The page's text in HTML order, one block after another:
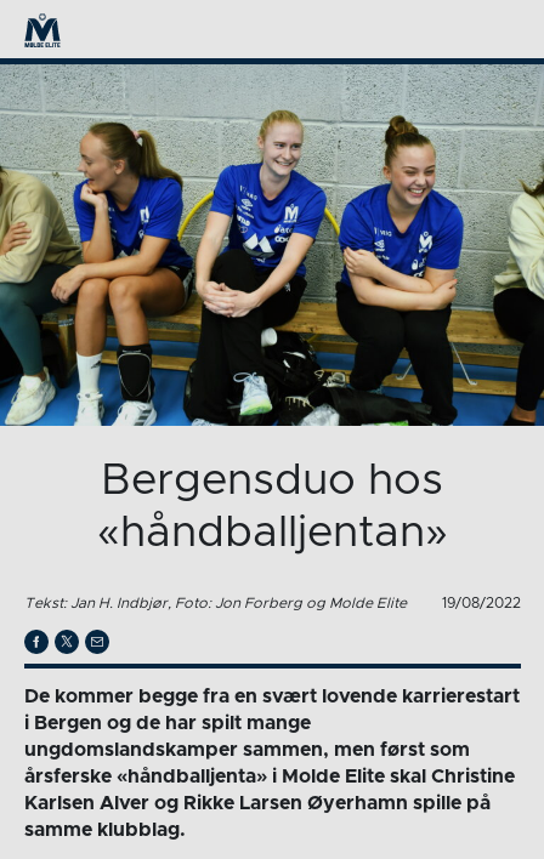
Bergensduo hos
«håndballjentan»
Tekst: Jan H. Indbjør, Foto: Jon Forberg og Molde Elite 19/08/2022
De kommer begge fra en svært lovende karrierestart
i Bergen og de har spilt mange
ungdomslandskamper sammen, men først som
årsferske «håndballjenta» i Molde Elite skal Christine
Karlsen Alver og Rikke Larsen Øyerhamn spille på
samme klubblag.